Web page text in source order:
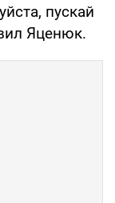
пускай
Яценюк.